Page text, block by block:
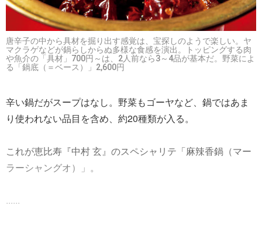
唐辛子の中から具材を掘り出す感覚は、宝探しのようで楽しい。ヤ
マクラゲなどが鍋らしからぬ多様な食感を演出。トッピングする肉
や魚介の「具材」700円～は、2人前なら3～4品が基本だ。野菜によ
る「鍋底（＝ベース）」2,600円
辛い鍋だがスープはなし。野菜もゴーヤなど、鍋ではあま
り使われない品目を含め、約20種類が入る。
これが恵比寿『中村 玄』のスペシャリテ「麻辣香鍋（マー
ラーシャングオ）」。
......